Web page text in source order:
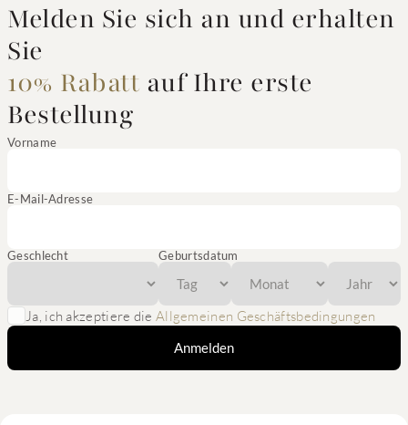
Melden Sie sich an und erhalten
Sie
10% Rabatt auf Ihre erste
Bestellung
Vorname
E-Mail-Adresse
Geschlecht Geburtsdatum
Ja, ich akzeptiere die Allgemeinen Geschäftsbedingungen
Anmelden